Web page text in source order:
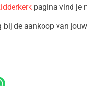
pagina vind je
bij de aankoop van